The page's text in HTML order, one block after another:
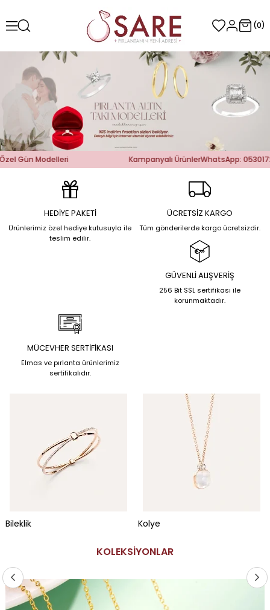
0
Modelleri Kampanyalı ÜrünlerWhatsApp: 05301725971
HEDİYE PAKETİ
Ürünlerimiz özel hediye kutusuyla ile
teslim edilir.
ÜCRETSİZ KARGO
Tüm gönderilerde kargo ücretsizdir.
GÜVENLİ ALIŞVERİŞ
256 Bit SSL sertifikası ile
korunmaktadır.
MÜCEVHER SERTİFİKASI
Elmas ve pırlanta ürünlerimiz
sertifikalıdır.
Bileklik Kolye
KOLEKSİYONLAR